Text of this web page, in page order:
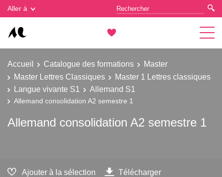
Aller à
Accueil Catalogue des formations
Master
Master Lettres Classiques
Master 1 Lettres classiques
Langue vivante S1
Allemand S1
Allemand consolidation A2 semestre 1
Allemand consolidation A2 semestre 1
Ajouter à la sélection Télécharger
Gestion des cookies